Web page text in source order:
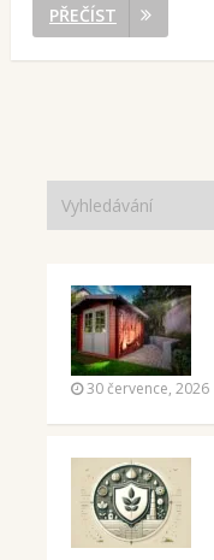
PŘEČÍST
30 července, 2026